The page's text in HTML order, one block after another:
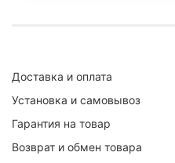
Доставка и оплата
Установка и самовывоз
Гарантия на товар
Возврат и обмен товара